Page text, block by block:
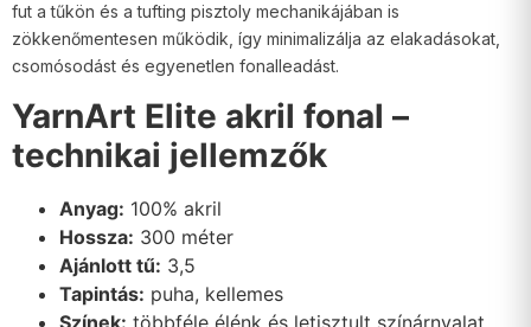
fut a tűkön és a tufting pisztoly mechanikájában is
zökkenőmentesen működik, így minimalizálja az elakadásokat,
csomósodást és egyenetlen fonalleadást.
YarnArt Elite akril fonal –
technikai jellemzők
Anyag: 100% akril
Hossza: 300 méter
Ajánlott tű: 3,5
Tapintás: puha, kellemes